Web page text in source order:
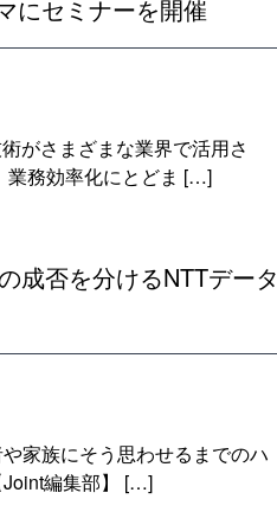
にセミナーを開催
がさまざまな業界で活用さ
業務効率化にとどま […]
成否を分けるNTTデータ
家族にそう思わせるまでのハ
Joint編集部】 […]